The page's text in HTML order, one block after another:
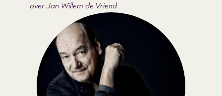
over Jan Willem de Vriend